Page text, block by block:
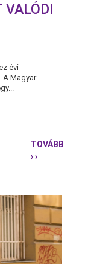
VALÓDI
évi
A Magyar
TOVÁBB
› ›
A